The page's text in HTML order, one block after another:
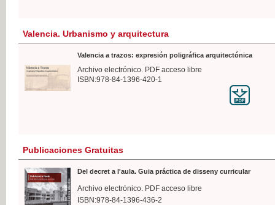
Valencia. Urbanismo y arquitectura
Valencia a trazos: expresión poligráfica arquitectónica
Archivo electrónico. PDF acceso libre
ISBN:978-84-1396-420-1
Publicaciones Gratuitas
Del decret a l'aula. Guia práctica de disseny curricular
Archivo electrónico. PDF acceso libre
ISBN:978-84-1396-436-2